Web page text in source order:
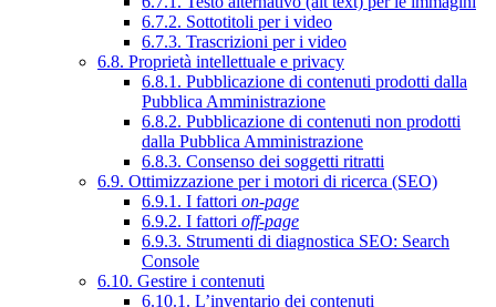
6.7.2. Sottotitoli per i video
6.7.3. Trascrizioni per i video
6.8. Proprietà intellettuale e privacy
6.8.1. Pubblicazione di contenuti prodotti dalla
Pubblica Amministrazione
6.8.2. Pubblicazione di contenuti non prodotti
dalla Pubblica Amministrazione
6.8.3. Consenso dei soggetti ritratti
6.9. Ottimizzazione per i motori di ricerca (SEO)
6.9.1. I fattori on-page
6.9.2. I fattori off-page
6.9.3. Strumenti di diagnostica SEO: Search
Console
6.10. Gestire i contenuti
6.10.1. L’inventario dei contenuti